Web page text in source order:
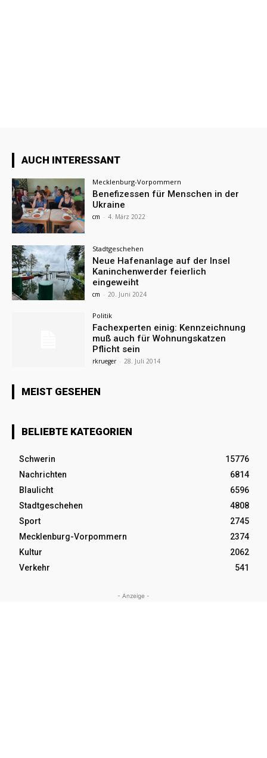
AUCH INTERESSANT
Mecklenburg-Vorpommern
Benefizessen für Menschen in der
Ukraine
cm - 4. März 2022
Stadtgeschehen
Neue Hafenanlage auf der Insel
Kaninchenwerder feierlich
eingeweiht
cm - 20. Juni 2024
Politik
Fachexperten einig: Kennzeichnung
muß auch für Wohnungskatzen
Pflicht sein
rkrueger - 28. Juli 2014
MEIST GESEHEN
BELIEBTE KATEGORIEN
Schwerin
15776
Nachrichten
6814
Blaulicht
6596
Stadtgeschehen
4808
Sport
2745
Mecklenburg-Vorpommern
2374
Kultur
2062
Verkehr
541
- Anzeige -